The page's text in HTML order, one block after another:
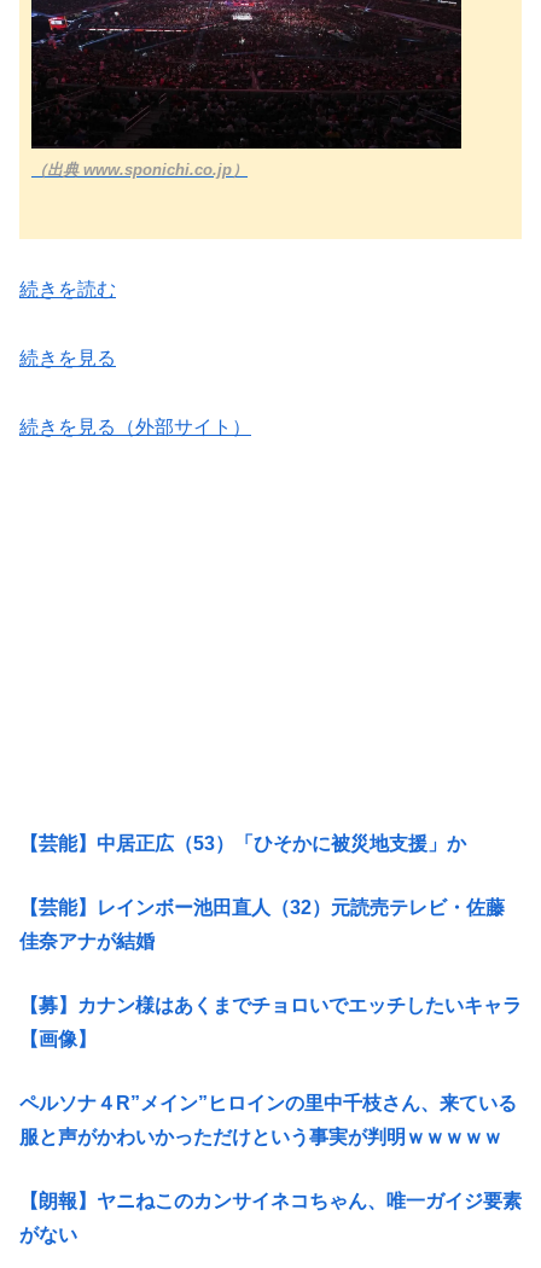
（出典 www.sponichi.co.jp）
続きを読む
続きを見る
続きを見る（外部サイト）
【芸能】中居正広（53）「ひそかに被災地支援」か
【芸能】レインボー池田直人（32）元読売テレビ・佐藤
佳奈アナが結婚
【募】カナン様はあくまでチョロいでエッチしたいキャラ
【画像】
ペルソナ４R”メイン”ヒロインの里中千枝さん、来ている
服と声がかわいかっただけという事実が判明ｗｗｗｗｗ
【朗報】ヤニねこのカンサイネコちゃん、唯一ガイジ要素
がない